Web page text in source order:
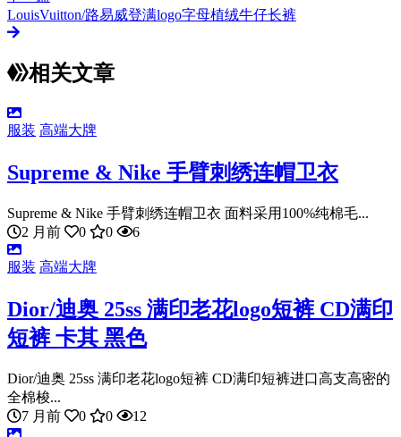
LouisVuitton/路易威登满logo字母植绒牛仔长裤
相关文章
服装 高端大牌
Supreme & Nike 手臂刺绣连帽卫衣
Supreme & Nike 手臂刺绣连帽卫衣 面料采用100%纯棉毛...
2 月前
0 0 6
服装 高端大牌
Dior/迪奥 25ss 满印老花logo短裤 CD满印
短裤 卡其 黑色
Dior/迪奥 25ss 满印老花logo短裤 CD满印短裤进口高支高密的
全棉梭...
7 月前
0 0 12